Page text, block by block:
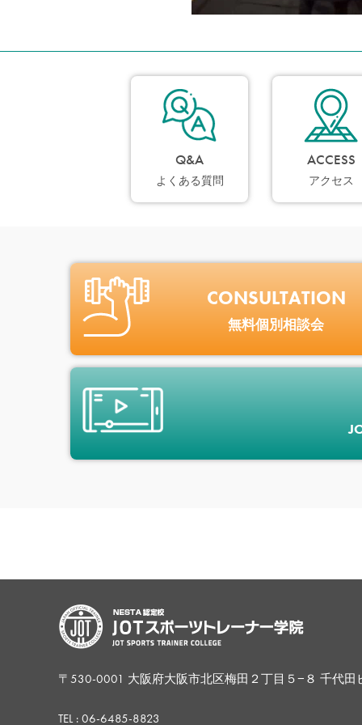
Q&A
よくある質問
ACCESS
アクセス
CONSULTATION
無料個別相談会
〒530-0001 大阪府大阪市北区梅田２丁目５−８ 千代田
TEL : 06-6485-8823